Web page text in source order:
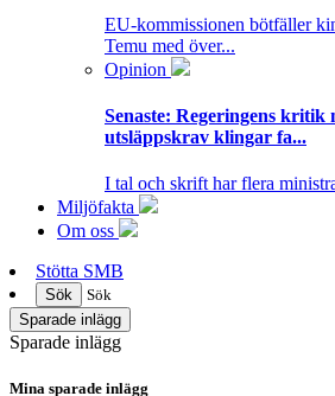
EU-kommissionen bötfäller
Temu med över...
Opinion
Senaste: Regeringens kritik
utsläppskrav klingar fa...
I tal och skrift har flera
Miljöfakta
Om oss
Stötta SMB
Sök
Sök
Sparade inlägg
Sparade inlägg
Mina sparade inlägg